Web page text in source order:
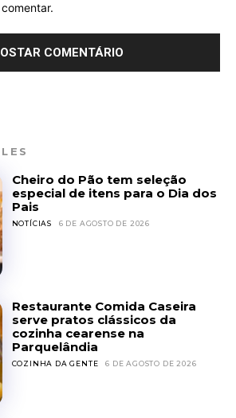
Cheiro do Pão tem seleção
especial de itens para o Dia dos
Pais
NOTÍCIAS 6 DE AGOSTO DE 2026
Restaurante Comida Caseira
serve pratos clássicos da
cozinha cearense na
Parquelândia
COZINHA DA GENTE 6 DE AGOSTO DE 2026